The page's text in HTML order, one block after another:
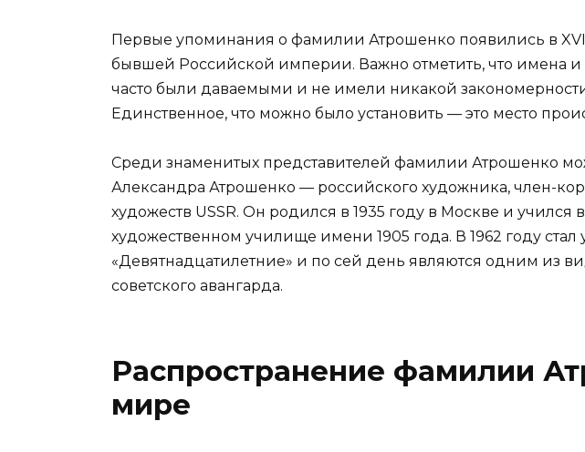
Первые упоминания о фамилии Атрошенко появились в
бывшей Российской империи. Важно отметить, что имена
часто были даваемыми и не имели никакой
Единственное, что можно было установить — это место
Среди знаменитых представителей фамилии Атрошенко
Александра Атрошенко — российского художника, член-
художеств USSR. Он родился в 1935 году в Москве и учился
художественном училище имени 1905 года. В 1962 году стал
«Девятнадцатилетние» и по сей день являются одним из
советского авангарда.
Распространение фамилии
мире